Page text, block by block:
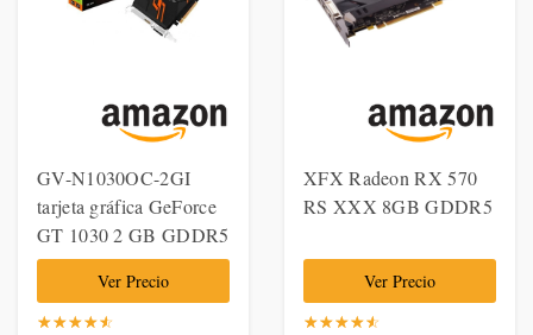
GV-N1030OC-2GI
tarjeta gráfica GeForce
GT 1030 2 GB GDDR5
Ver Precio
☆☆☆☆☆
★★★★★
XFX Radeon RX 570
RS XXX 8GB GDDR5
Ver Precio
☆☆☆☆☆
★★★★★